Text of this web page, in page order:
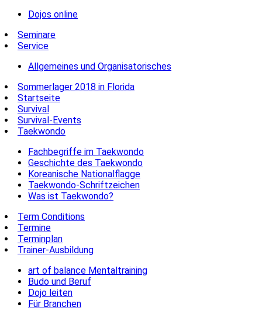
Dojos online
Seminare
Service
Allgemeines und Organisatorisches
Sommerlager 2018 in Florida
Startseite
Survival
Survival-Events
Taekwondo
Fachbegriffe im Taekwondo
Geschichte des Taekwondo
Koreanische Nationalflagge
Taekwondo-Schriftzeichen
Was ist Taekwondo?
Term Conditions
Termine
Terminplan
Trainer-Ausbildung
art of balance Mentaltraining
Budo und Beruf
Dojo leiten
Für Branchen